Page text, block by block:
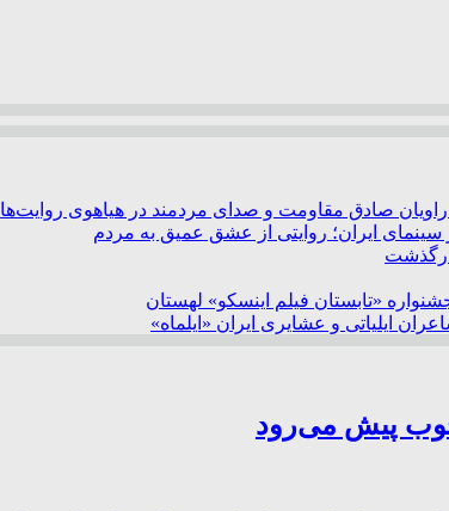
صادق مقاومت و صدای مردمند در هیاهوی روایت‌ها
ایران؛ روایتی از عشق عمیق به مردم
درگذشت
«تابستان فیلم اینسکو» لهستان
ایلیاتی و عشایری ایران «ایلماه»
خوب پیش می‌رود